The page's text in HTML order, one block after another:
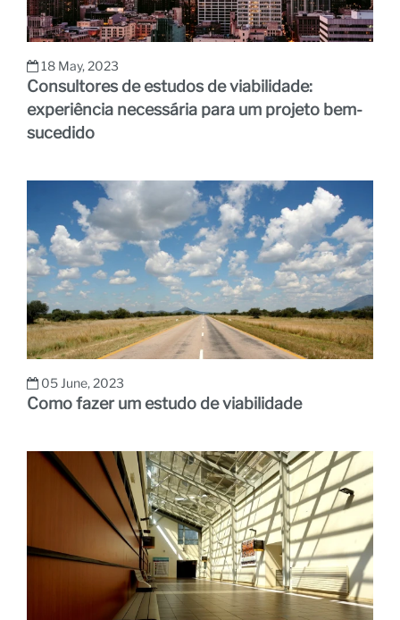
18 May, 2023
Consultores de estudos de viabilidade:
experiência necessária para um projeto bem-
sucedido
05 June, 2023
Como fazer um estudo de viabilidade